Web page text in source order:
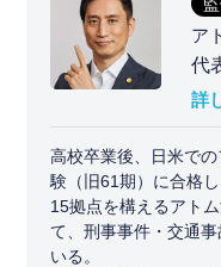
ア
代
詳
高校卒業後、日米で
験（旧61期）に合格
15拠点を構えるアト
て、刑事事件・交通
いる。